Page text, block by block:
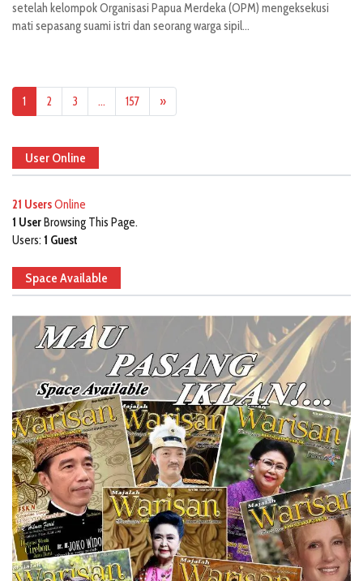
setelah kelompok Organisasi Papua Merdeka (OPM) mengeksekusi
mati sepasang suami istri dan seorang warga sipil...
1 2 3 … 157 »
User Online
21 UsersOnline
1 UserBrowsing This Page.
Users: 1 Guest
Space Available